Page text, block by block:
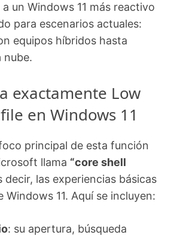
un Windows 11 más reactivo
para escenarios actuales:
equipos híbridos hasta
nube.
exactamente Low
en Windows 11
principal de esta función
llama “core shell
decir, las experiencias básicas
Windows 11. Aquí se incluyen:
: su apertura, búsqueda